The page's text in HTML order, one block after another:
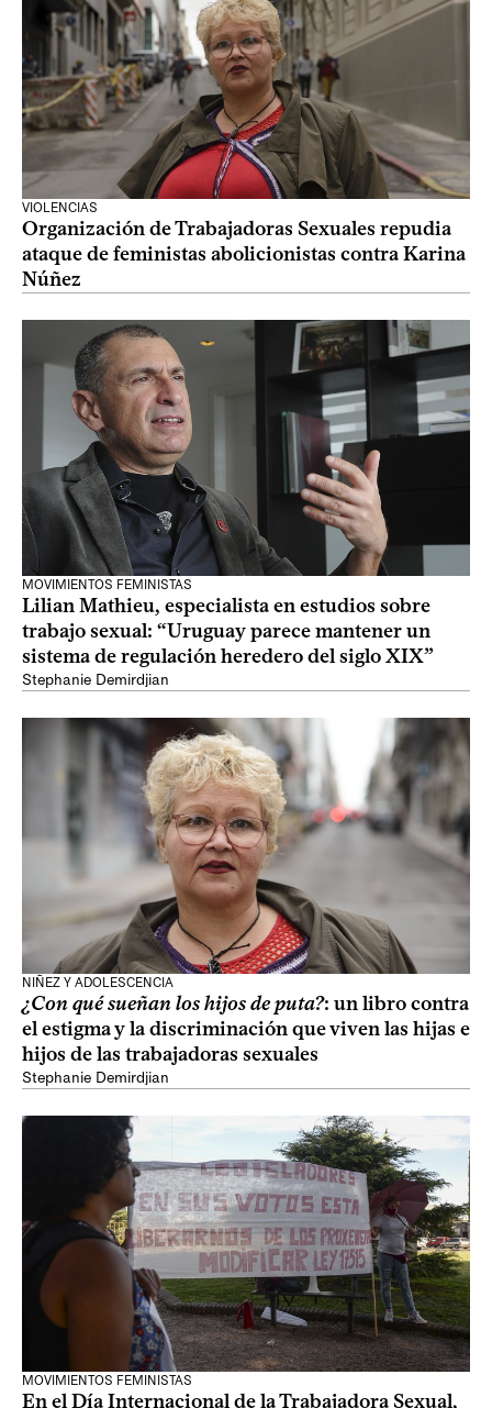
VIOLENCIAS
Organización de Trabajadoras Sexuales repudia
ataque de feministas abolicionistas contra Karina
Núñez
MOVIMIENTOS FEMINISTAS
Lilian Mathieu, especialista en estudios sobre
trabajo sexual: “Uruguay parece mantener un
sistema de regulación heredero del siglo XIX”
Stephanie Demirdjian
NIÑEZ Y ADOLESCENCIA
¿Con qué sueñan los hijos de puta?: un libro contra
el estigma y la discriminación que viven las hijas e
hijos de las trabajadoras sexuales
Stephanie Demirdjian
MOVIMIENTOS FEMINISTAS
En el Día Internacional de la Trabajadora Sexual,